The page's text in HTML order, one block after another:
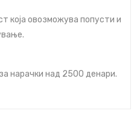
која овозможува попусти и
нарачки над 2500 денари.